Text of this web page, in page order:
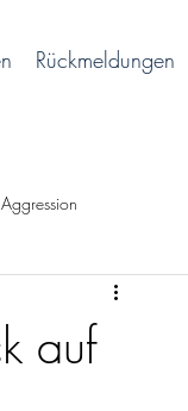
Rückmeldungen
Aggression
auf